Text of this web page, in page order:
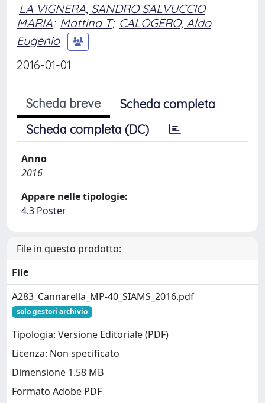
LA VIGNERA, SANDRO SALVUCCIO
MARIA; Mattina T; CALOGERO, Aldo
Eugenio
2016-01-01
Scheda breve
Scheda completa
Scheda completa (DC)
Anno
2016
Appare nelle tipologie:
4.3 Poster
File in questo prodotto:
File
A283_Cannarella_MP-40_SIAMS_2016.pdf
solo gestori archivio
Tipologia: Versione Editoriale (PDF)
Licenza: Non specificato
Dimensione 1.58 MB
Formato Adobe PDF